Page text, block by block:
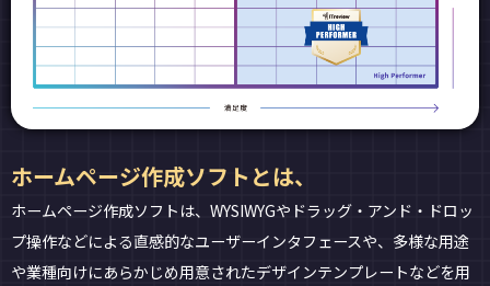
ホームページ作成ソフトとは、
ホームページ作成ソフトは、WYSIWYGやドラッグ・アンド・ドロッ
プ操作などによる直感的なユーザーインタフェースや、多様な用途
や業種向けにあらかじめ用意されたデザインテンプレートなどを用